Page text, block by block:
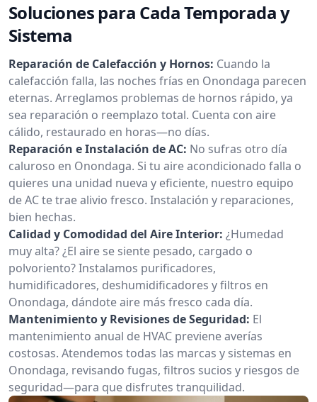
Soluciones para Cada Temporada y
Sistema
Reparación de Calefacción y Hornos: Cuando la
calefacción falla, las noches frías en Onondaga parecen
eternas. Arreglamos problemas de hornos rápido, ya
sea reparación o reemplazo total. Cuenta con aire
cálido, restaurado en horas—no días.
Reparación e Instalación de AC: No sufras otro día
caluroso en Onondaga. Si tu aire acondicionado falla o
quieres una unidad nueva y eficiente, nuestro equipo
de AC te trae alivio fresco. Instalación y reparaciones,
bien hechas.
Calidad y Comodidad del Aire Interior: ¿Humedad
muy alta? ¿El aire se siente pesado, cargado o
polvoriento? Instalamos purificadores,
humidificadores, deshumidificadores y filtros en
Onondaga, dándote aire más fresco cada día.
Mantenimiento y Revisiones de Seguridad: El
mantenimiento anual de HVAC previene averías
costosas. Atendemos todas las marcas y sistemas en
Onondaga, revisando fugas, filtros sucios y riesgos de
seguridad—para que disfrutes tranquilidad.